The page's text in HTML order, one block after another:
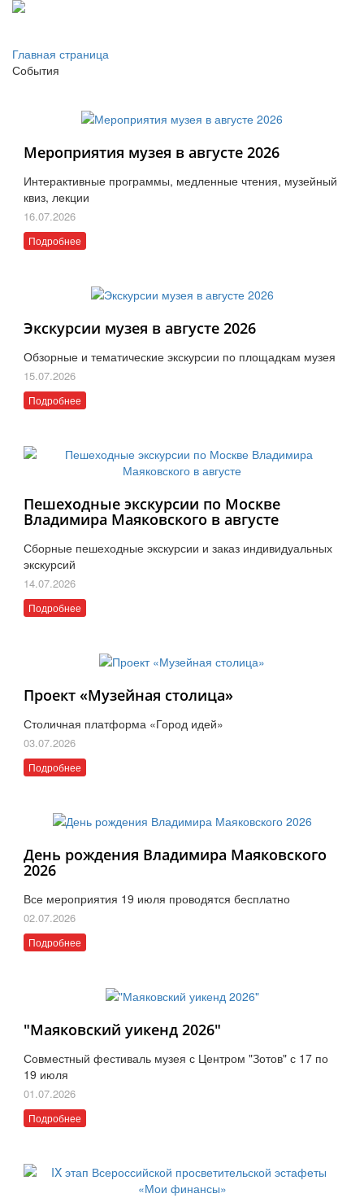
Главная страница
События
Мероприятия музея в августе 2026
Интерактивные программы, медленные чтения, музейный
квиз, лекции
16.07.2026
Подробнее
Экскурсии музея в августе 2026
Обзорные и тематические экскурсии по площадкам музея
15.07.2026
Подробнее
Пешеходные экскурсии по Москве
Владимира Маяковского в августе
Сборные пешеходные экскурсии и заказ индивидуальных
экскурсий
14.07.2026
Подробнее
Проект «Музейная столица»
Столичная платформа «Город идей»
03.07.2026
Подробнее
День рождения Владимира Маяковского
2026
Все мероприятия 19 июля проводятся бесплатно
02.07.2026
Подробнее
"Маяковский уикенд 2026"
Совместный фестиваль музея с Центром "Зотов" с 17 по
19 июля
01.07.2026
Подробнее